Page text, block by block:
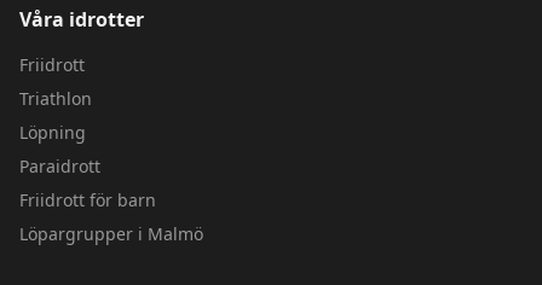
Våra idrotter
Friidrott
Triathlon
Löpning
Paraidrott
Friidrott för barn
Löpargrupper i Malmö